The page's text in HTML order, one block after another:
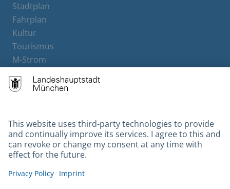
Stadtplan
Fahrplan
Kultur
Tourismus
M-Strom
Hotels
Contact
Barrierefreiheit
Leichte Sprache
Gebärdensprache